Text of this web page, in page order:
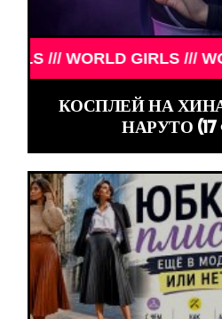
/// WORLD GIRLS ///
КОСПЛЕЙ НА
НАРУТО